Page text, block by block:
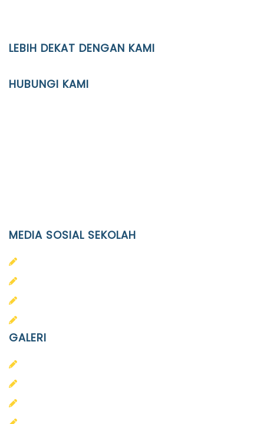
LEBIH DEKAT DENGAN KAMI
HUBUNGI KAMI
MEDIA SOSIAL SEKOLAH
GALERI